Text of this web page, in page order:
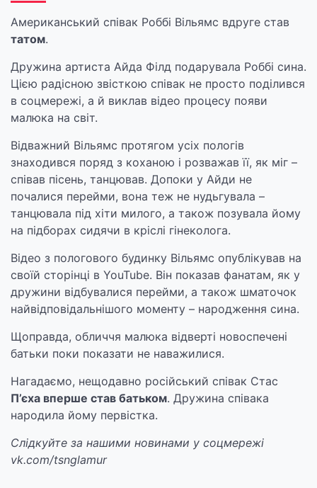
Американський співак Роббі Вільямс вдруге став
татом.
Дружина артиста Айда Філд подарувала Роббі сина.
Цією радісною звісткою співак не просто поділився
в соцмережі, а й виклав відео процесу появи
малюка на світ.
Відважний Вільямс протягом усіх пологів
знаходився поряд з коханою і розважав її, як міг –
співав пісень, танцював. Допоки у Айди не
почалися перейми, вона теж не нудьгувала –
танцювала під хіти милого, а також позувала йому
на підборах сидячи в кріслі гінеколога.
Відео з пологового будинку Вільямс опублікував на
своїй сторінці в YouTube. Він показав фанатам, як у
дружини відбувалися перейми, а також шматочок
найвідповідальнішого моменту – народження сина.
Щоправда, обличчя малюка відверті новоспечені
батьки поки показати не наважилися.
Нагадаємо, нещодавно російський співак Стас
П’єха вперше став батьком. Дружина співака
народила йому первістка.
Слідкуйте за нашими новинами у соцмережі
vk.com/tsnglamur